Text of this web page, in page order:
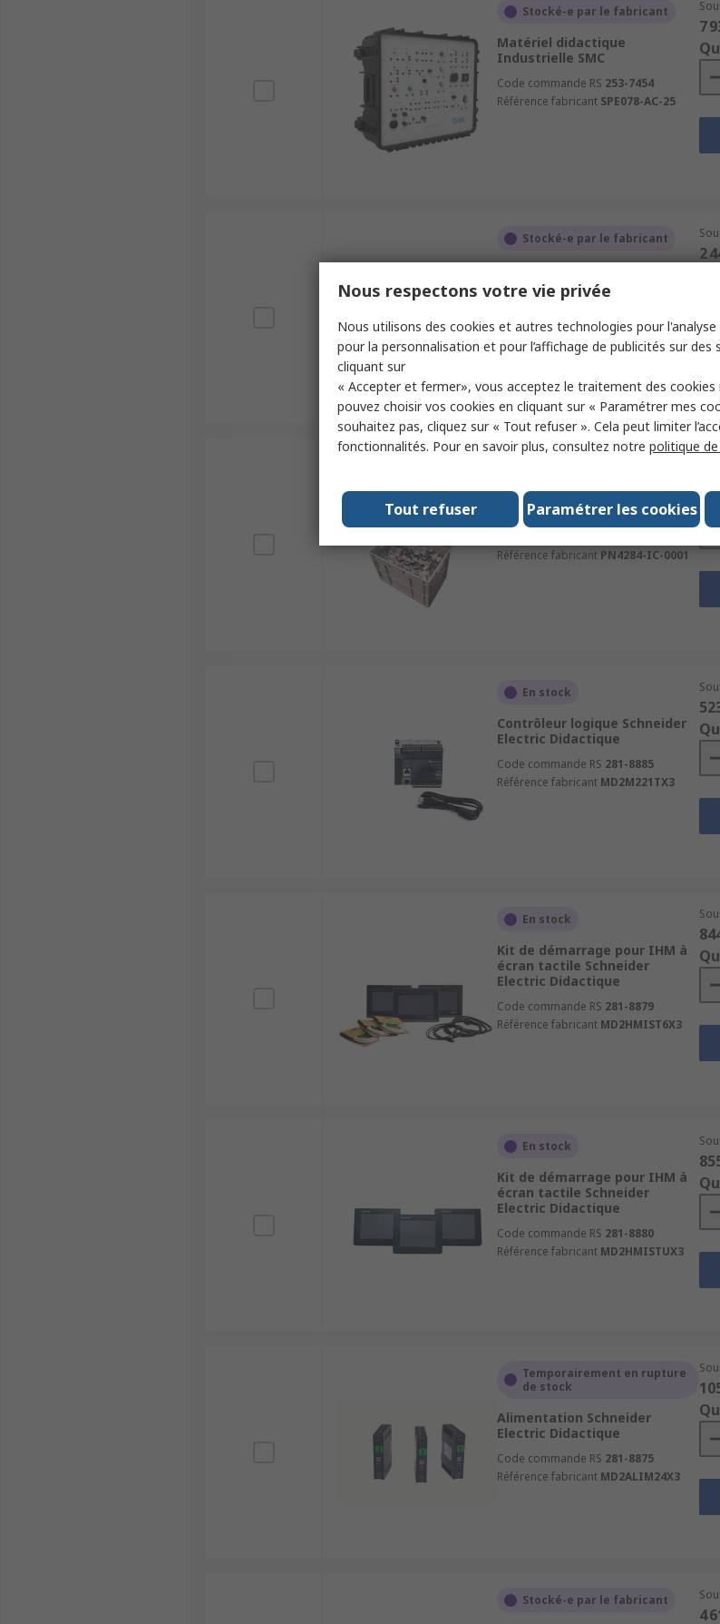
Stocké-e par le fabricant
Matériel didactique
Industrielle SMC
Code commande RS 253-7454
Référence fabricant SPE078-AC-25
7
Stocké-e par le fabricant
SMC
Référence fabricantPN4143-I0-01
2
Matériel didactique
Industrielle Pneumatique SMC
Référence fabricant PN4284-IC-0001
En stock
Contrôleur logique Schneider
Electric Didactique
Code commande RS 281-8885
Référence fabricant MD2M221TX3
En stock
Kit de démarrage pour IHM à
écran tactile Schneider
Electric Didactique
Code commande RS 281-8879
Référence fabricant MD2HMIST6X3
En stock
Kit de démarrage pour IHM à
écran tactile Schneider
Electric Didactique
Code commande RS 281-8880
Référence fabricant MD2HMISTUX3
Temporairement en rupture
de stock
Alimentation Schneider
Electric Didactique
Code commande RS 281-8875
Référence fabricant MD2ALIM24X3
Stocké-e par le fabricant
4
Nous respectons votre vie privée
Nous utilisons des cookies et autres technologies pour
pour la personnalisation et pour l’affichage de publicités sur des
cliquant sur
« Accepter et fermer», vous acceptez le traitement des cookies
pouvez choisir vos cookies en cliquant sur « Paramétrer mes
souhaitez pas, cliquez sur « Tout refuser ». Cela peut limiter
fonctionnalités. Pour en savoir plus, consultez notre politique
Paramétrer les cookies
Tout refuser